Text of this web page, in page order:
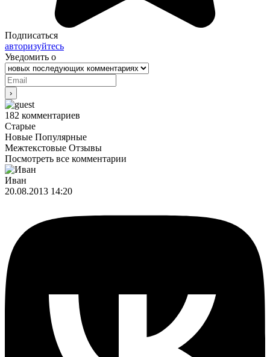
Подписаться
авторизуйтесь
Уведомить о
182 комментариев
Старые
Новые Популярные
Межтекстовые Отзывы
Посмотреть все комментарии
Иван
20.08.2013 14:20